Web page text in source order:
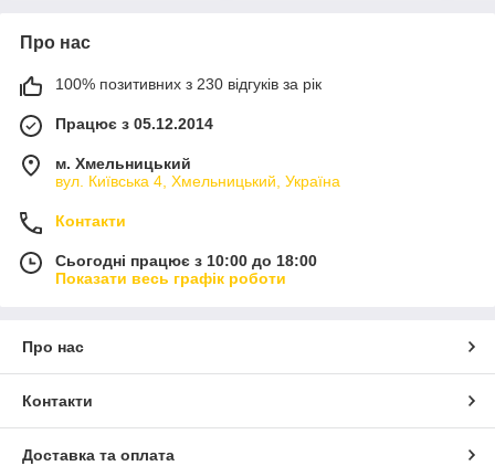
Про нас
100% позитивних з 230 відгуків за рік
Працює з 05.12.2014
м. Хмельницький
вул. Київська 4, Хмельницький, Україна
Контакти
Сьогодні працює з 10:00 до 18:00
Показати весь графік роботи
Про нас
Контакти
Доставка та оплата